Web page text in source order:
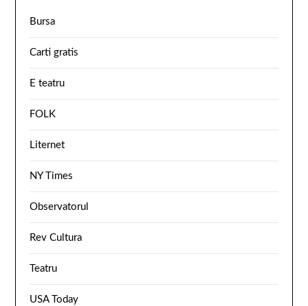
Bursa
Carti gratis
E teatru
FOLK
Liternet
NY Times
Observatorul
Rev Cultura
Teatru
USA Today